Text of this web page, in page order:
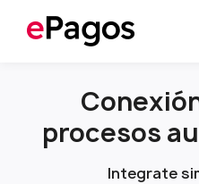
procesos
Integrate